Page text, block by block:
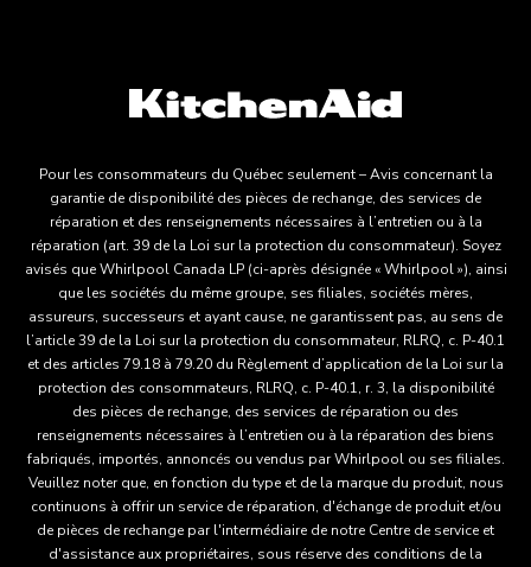
Pour les consommateurs du Québec seulement – Avis concernant la
garantie de disponibilité des pièces de rechange, des services de
réparation et des renseignements nécessaires à l’entretien ou à la
réparation (art. 39 de la Loi sur la protection du consommateur). Soyez
avisés que Whirlpool Canada LP (ci-après désignée « Whirlpool »), ainsi
que les sociétés du même groupe, ses filiales, sociétés mères,
assureurs, successeurs et ayant cause, ne garantissent pas, au sens de
l’article 39 de la Loi sur la protection du consommateur, RLRQ, c. P-40.1
et des articles 79.18 à 79.20 du Règlement d’application de la Loi sur la
protection des consommateurs, RLRQ, c. P-40.1, r. 3, la disponibilité
des pièces de rechange, des services de réparation ou des
renseignements nécessaires à l’entretien ou à la réparation des biens
fabriqués, importés, annoncés ou vendus par Whirlpool ou ses filiales.
Veuillez noter que, en fonction du type et de la marque du produit, nous
continuons à offrir un service de réparation, d'échange de produit et/ou
de pièces de rechange par l'intermédiaire de notre Centre de service et
d'assistance aux propriétaires, sous réserve des conditions de la